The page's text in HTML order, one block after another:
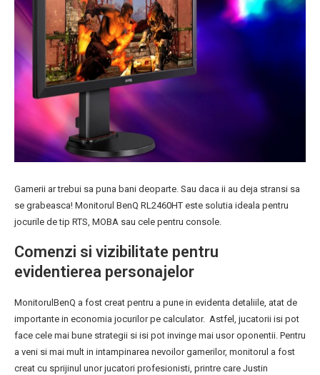
Gamerii ar trebui sa puna bani deoparte. Sau daca ii au deja stransi sa
se grabeasca! Monitorul BenQ RL2460HT este solutia ideala pentru
jocurile de tip RTS, MOBA sau cele pentru console.
Comenzi si vizibilitate pentru
evidentierea personajelor
MonitorulBenQ a fost creat pentru a pune in evidenta detaliile, atat de
importante in economia jocurilor pe calculator. Astfel, jucatorii isi pot
face cele mai bune strategii si isi pot invinge mai usor oponentii. Pentru
a veni si mai mult in intampinarea nevoilor gamerilor, monitorul a fost
creat cu sprijinul unor jucatori profesionisti, printre care Justin